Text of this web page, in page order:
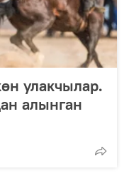
улакчылар.
алынган